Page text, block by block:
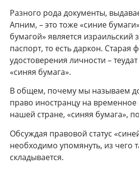
Разного рода документы,
Апним, – это тоже «синие
бумагой» является израильский
паспорт, то есть даркон. Старая
удостоверения личности –
«синяя бумага».
В общем, почему мы называем
право иностранцу на
нашей стране, «синяя бумага»,
Обсуждая правовой статус
необходимо упомянуть, из чего
складывается.